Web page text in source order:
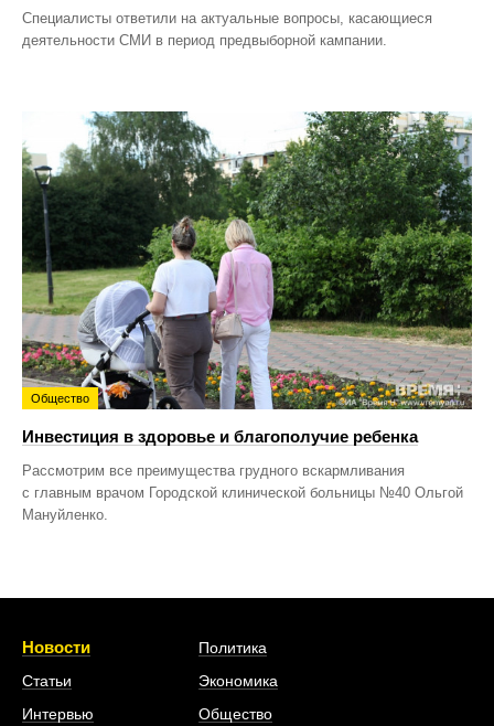
Специалисты ответили на актуальные вопросы, касающиеся
деятельности СМИ в период предвыборной кампании.
Общество
Инвестиция в здоровье и благополучие ребенка
Рассмотрим все преимущества грудного вскармливания
с главным врачом Городской клинической больницы №40 Ольгой
Мануйленко.
Новости
Статьи
Интервью
Политика
Экономика
Общество